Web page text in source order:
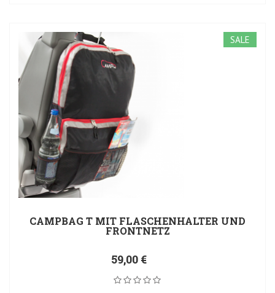
SALE
CAMPBAG T MIT FLASCHENHALTER UND
FRONTNETZ
59,00 €